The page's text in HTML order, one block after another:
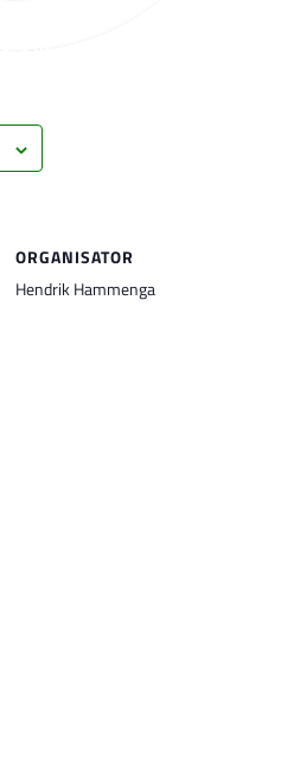
ORGANISATOR
Hendrik Hammenga